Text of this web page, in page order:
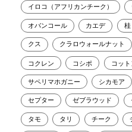
イロコ（アフリカンチーク）
オバンコール カエデ 桂
クス クラロウォールナット
コクレン コシポ コッ
サペリマホガニー シカモア
セプター ゼブラウッド
タモ タリ チーク